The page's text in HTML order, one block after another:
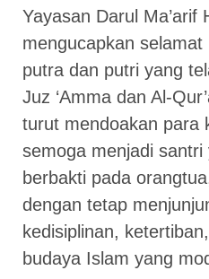
Yayasan Darul Ma’arif
mengucapkan
putra dan putri yang
Juz ‘Amma dan Al-
turut mendoakan para
semoga menjadi santri
berbakti pada
dengan tetap
kedisiplinan,
budaya Islam yang